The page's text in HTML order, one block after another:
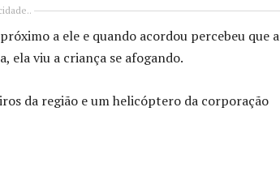
a ele e quando acordou percebeu que a
ela viu a criança se afogando.
da região e um helicóptero da corporação